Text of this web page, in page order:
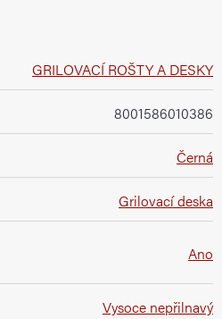
GRILOVACÍ ROŠTY A DESKY
8001586010386
Černá
Grilovací deska
Ano
Vysoce nepřilnavý